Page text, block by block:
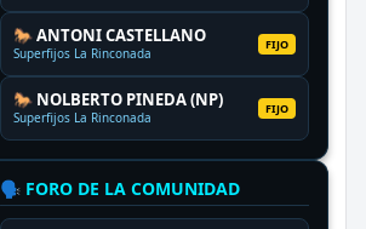
🐎 ANTONI CASTELLANO
Superfijos La Rinconada
FIJO
🐎 NOLBERTO PINEDA (NP)
Superfijos La Rinconada
FIJO
🗣️ FORO DE LA COMUNIDAD